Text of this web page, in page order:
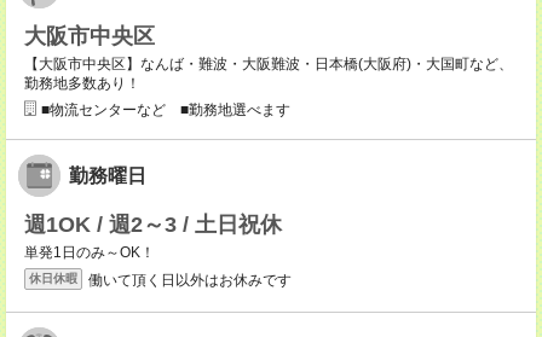
大阪市中央区
【大阪市中央区】なんば・難波・大阪難波・日本橋(大阪府)・大国町など、
勤務地多数あり！
■物流センターなど ■勤務地選べます
勤務曜日
週1OK / 週2～3 / 土日祝休
単発1日のみ～OK！
休日休暇 働いて頂く日以外はお休みです